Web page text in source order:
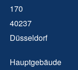
170
40237
Düsseldorf
Hauptgebäude